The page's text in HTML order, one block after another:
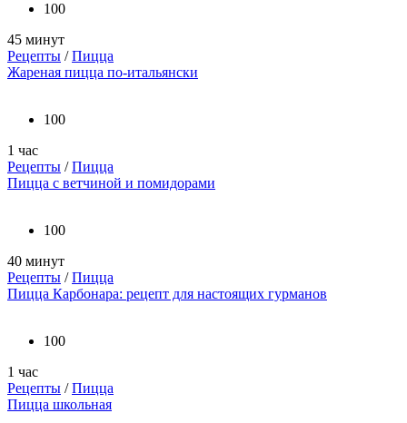
100
45 минут
Рецепты /Пицца
Жареная пицца по-итальянски
100
1 час
Рецепты /Пицца
Пицца с ветчиной и помидорами
100
40 минут
Рецепты /Пицца
Пицца Карбонара: рецепт для настоящих гурманов
100
1 час
Рецепты /Пицца
Пицца школьная